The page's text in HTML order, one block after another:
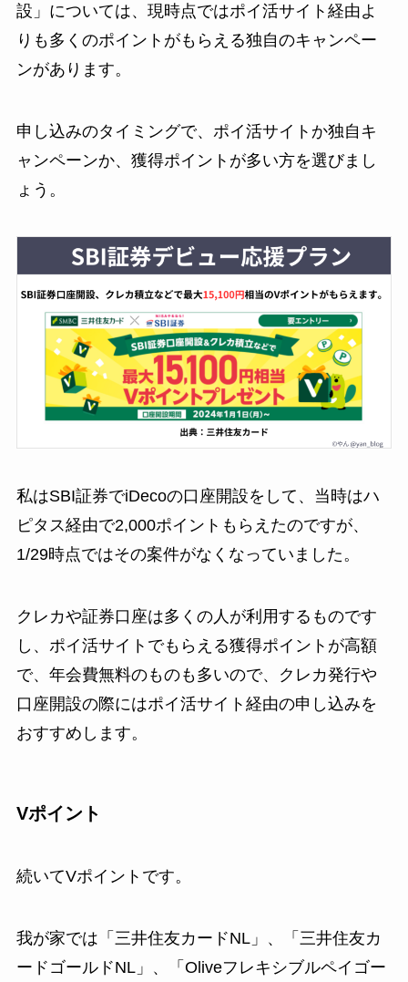
設」については、現時点ではポイ活サイト経由よ
りも多くのポイントがもらえる独自のキャンペー
ンがあります。
申し込みのタイミングで、ポイ活サイトか独自キ
ャンペーンか、獲得ポイントが多い方を選びまし
ょう。
私はSBI証券でiDecoの口座開設をして、当時はハ
ピタス経由で2,000ポイントもらえたのですが、
1/29時点ではその案件がなくなっていました。
クレカや証券口座は多くの人が利用するものです
し、ポイ活サイトでもらえる獲得ポイントが高額
で、年会費無料のものも多いので、クレカ発行や
口座開設の際にはポイ活サイト経由の申し込みを
おすすめします。
Vポイント
続いてVポイントです。
我が家では「三井住友カードNL」、「三井住友カ
ードゴールドNL」、「Oliveフレキシブルペイゴー